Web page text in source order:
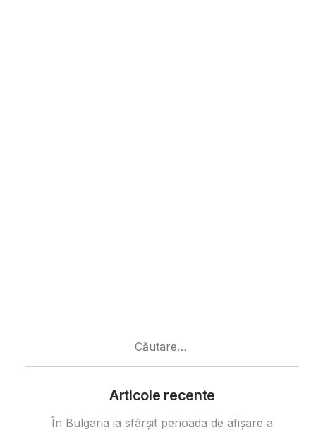
Articole recente
În Bulgaria ia sfârşit perioada de afișare a